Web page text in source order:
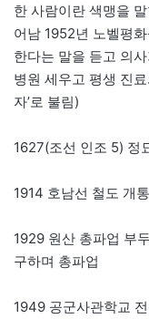
한 사람이란 색맹을
어남 1952년 노벨평
한다는 말을 듣고 의
병원 세우고 평생 진료
자’로 불림)
1627(조선 인조 5) 정
1914 호남선 철도 개통
1929 원산 총파업 부
구하며 총파업
1949 공군사관학교